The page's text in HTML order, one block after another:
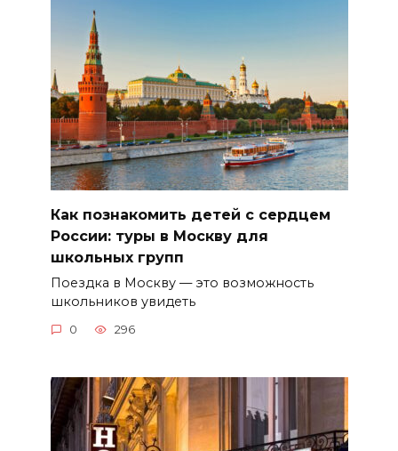
Как познакомить детей с сердцем
России: туры в Москву для
школьных групп
Поездка в Москву — это возможность
школьников увидеть
0 296